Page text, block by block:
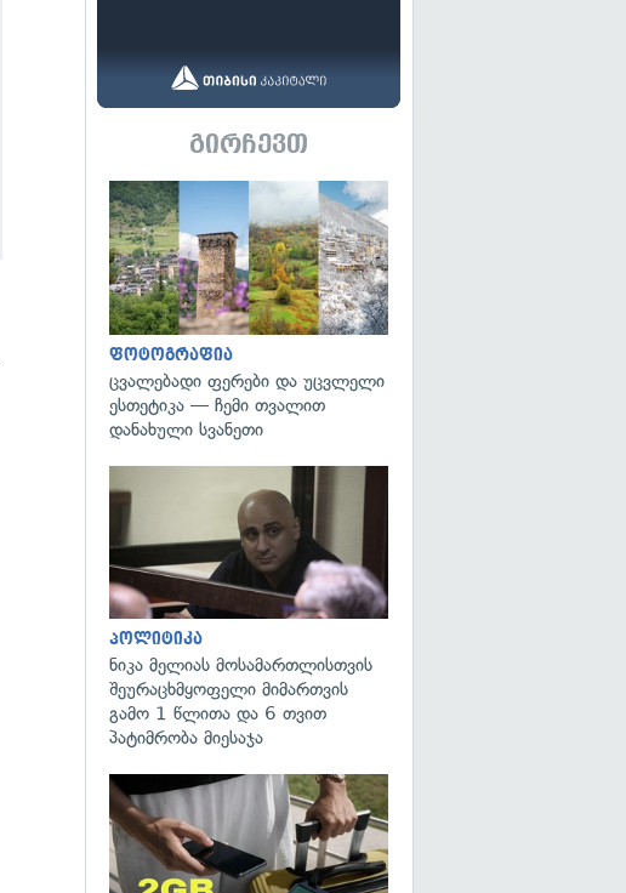
გირჩევთ
ფოტოგრაფია
ცვალებადი ფერები და უცვლელი
ესთეტიკა — ჩემი თვალით
დანახული სვანეთი
პოლიტიკა
ნიკა მელიას მოსამართლისთვის
შეურაცხმყოფელი მიმართვის
გამო 1 წლითა და 6 თვით
პატიმრობა მიესაჯა